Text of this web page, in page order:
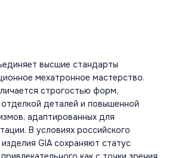
высшие стандарты
мехатронное мастерство.
строгостью форм,
деталей и повышенной
адаптированных для
В условиях российского
GIA сохраняют статус